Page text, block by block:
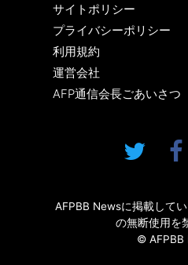
サイトポリシー
プライバシーポリシー
利用規約
運営会社
AFP通信会長ごあいさつ
AFPBB Newsに掲載して
の無断使用を
© AFPBB